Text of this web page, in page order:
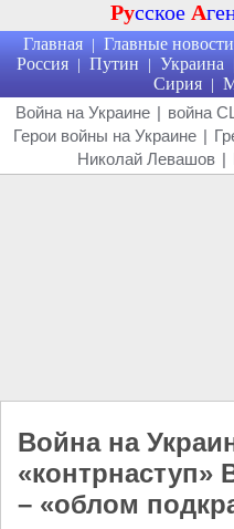
Русское А
Главная | Главные новости
Россия | Путин | Украина
Сирия |
Война на Украине | война
Герои войны на Украине |
Николай Левашов |
Война на
«контрнаступ»
– «облом